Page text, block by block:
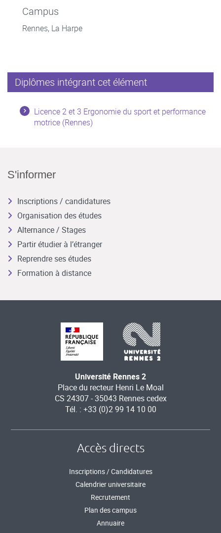
Campus
Rennes, La Harpe
Diplômes intégrant cet élément
Licence 2 et 3 Ergonomie du sport et performance
motrice (Rennes)
S'informer
Inscriptions / candidatures
Organisation des études
Alternance / Stages
Partir étudier à l’étranger
Reprendre ses études
Formation à distance
Université Rennes 2
Place du recteur Henri Le Moal
CS 24307 - 35043 Rennes cedex
Tél. : +33 (0)2 99 14 10 00
Accès directs
Inscriptions / Candidatures
Calendrier universitaire
Recrutement
Plan des campus
Annuaire